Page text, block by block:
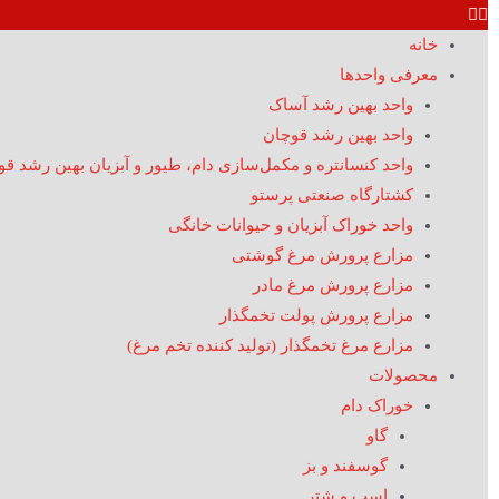
خانه
معرفی واحدها
واحد بهین رشد آساک
واحد بهین رشد قوچان
واحد کنسانتره و مکمل‌سازی دام، طیور و آبزیان بهین رشد
کشتارگاه صنعتی پرستو
واحد خوراک آبزیان و حیوانات خانگی
مزارع پرورش مرغ گوشتی
مزارع پرورش مرغ مادر
مزارع پرورش پولت تخمگذار
مزارع مرغ تخمگذار (تولید کننده تخم مرغ)
محصولات
خوراک دام
گاو
گوسفند و بز
اسب و شتر